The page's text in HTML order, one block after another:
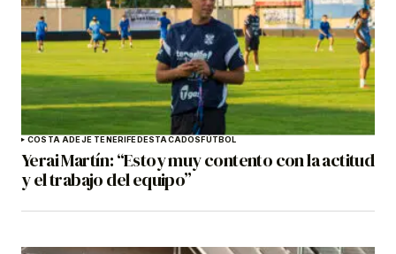
COSTA ADEJE TENERIFEDESTACADOSFÚTBOL
Yerai Martín: “Estoy muy contento con la actitud
y el trabajo del equipo”